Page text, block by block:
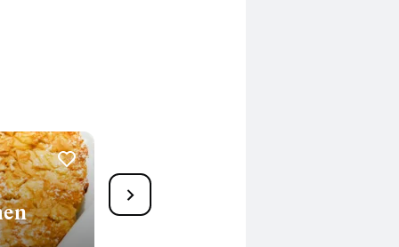
Apfel-Streusel-Datschi